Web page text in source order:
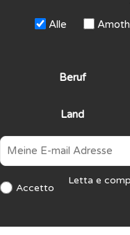
Alle
Beruf
Land
Accetto
Letta e